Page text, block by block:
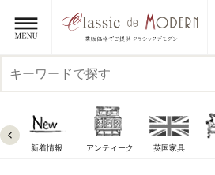
新着情報 アンティーク 英国家具